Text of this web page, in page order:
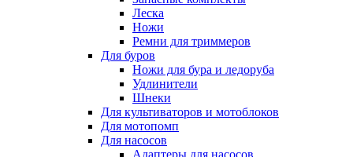
Леска
Ножи
Ремни для триммеров
Для буров
Ножи для бура и ледоруба
Удлинители
Шнеки
Для культиваторов и мотоблоков
Для мотопомп
Для насосов
Адаптеры для насосов